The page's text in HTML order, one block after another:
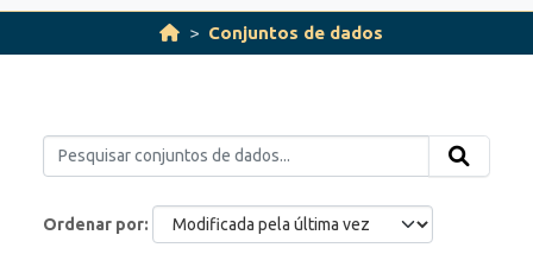
Conjuntos de dados
Ordenar por